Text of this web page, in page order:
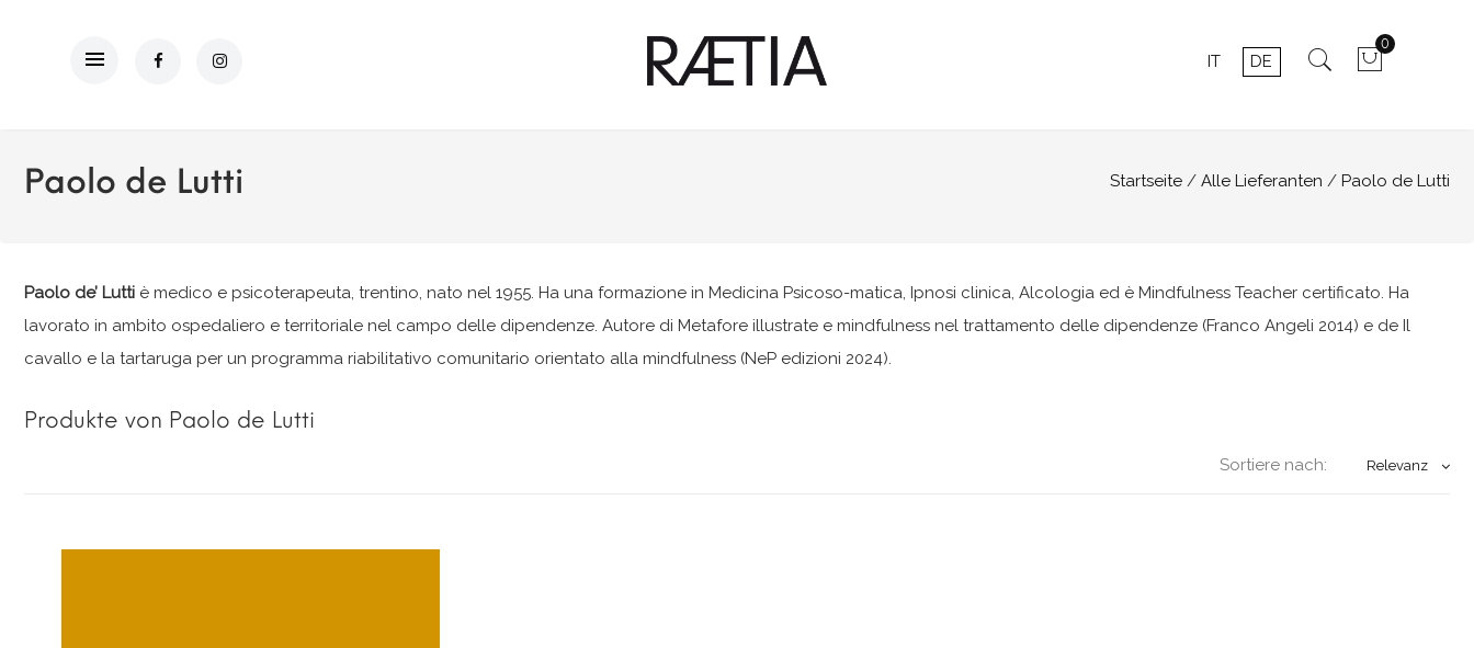
0
IT DE
Paolo de Lutti Startseite Alle Lieferanten Paolo de Lutti
Paolo de’ Lutti è medico e psicoterapeuta, trentino, nato nel 1955. Ha una formazione in Medicina Psicoso-matica, Ipnosi clinica, Alcologia ed è Mindfulness Teacher certificato. Ha
lavorato in ambito ospedaliero e territoriale nel campo delle dipendenze. Autore di Metafore illustrate e mindfulness nel trattamento delle dipendenze (Franco Angeli 2014) e de Il
cavallo e la tartaruga per un programma riabilitativo comunitario orientato alla mindfulness (NeP edizioni 2024).
Produkte von Paolo de Lutti
Sortiere nach: Relevanz